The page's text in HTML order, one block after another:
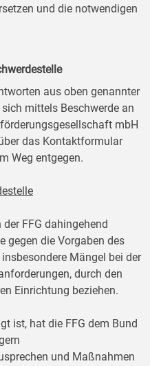
und die notwendigen
aus oben genannter
mittels Beschwerde an
mbH
das Kontaktformular
Weg entgegen.
FFG dahingehend
gegen die Vorgaben des
Mängel bei der
durch den
Einrichtung beziehen.
ist, hat die FFG dem Bund
und Maßnahmen